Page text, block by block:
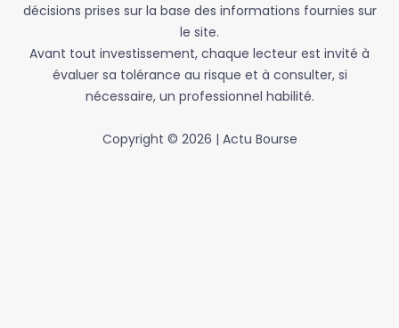
décisions prises sur la base des informations fournies sur
le site.
Avant tout investissement, chaque lecteur est invité à
évaluer sa tolérance au risque et à consulter, si
nécessaire, un professionnel habilité.
Copyright © 2026 | Actu Bourse